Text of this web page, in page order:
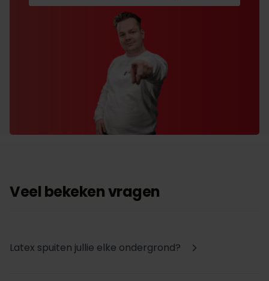
Veel bekeken vragen
Latex spuiten jullie elke ondergrond? arrow_forward_ios